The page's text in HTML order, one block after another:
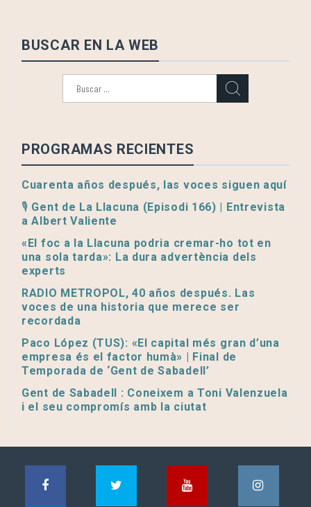
BUSCAR EN LA WEB
Buscar:
PROGRAMAS RECIENTES
Cuarenta años después, las voces siguen aquí
🎙️ Gent de La Llacuna (Episodi 166) | Entrevista
a Albert Valiente
«El foc a la Llacuna podria cremar-ho tot en
una sola tarda»: La dura advertència dels
experts
RADIO METROPOL, 40 años después. Las
voces de una historia que merece ser
recordada
Paco López (TUS): «El capital més gran d’una
empresa és el factor humà» | Final de
Temporada de ‘Gent de Sabadell’
Gent de Sabadell : Coneixem a Toni Valenzuela
i el seu compromís amb la ciutat